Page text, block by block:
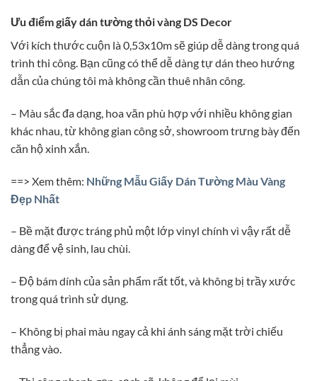
Ưu điểm giấy dán tường thỏi vàng DS Decor
Với kích thước cuộn là 0,53x10m sẽ giúp dễ dàng trong quá
trình thi công. Bạn cũng có thể dễ dàng tự dán theo hướng
dẫn của chúng tôi mà không cần thuê nhân công.
– Màu sắc đa dạng, hoa văn phù hợp với nhiều không gian
khác nhau, từ không gian công sở, showroom trưng bày đến
căn hộ xinh xắn.
==> Xem thêm: Những Mẫu Giấy Dán Tường Màu Vàng
Đẹp Nhất
– Bề mặt được tráng phủ một lớp vinyl chính vì vậy rất dễ
dàng để vệ sinh, lau chùi.
– Độ bám dính của sản phẩm rất tốt, và không bị trầy xước
trong quá trình sử dụng.
– Không bị phai màu ngay cả khi ánh sáng mặt trời chiếu
thẳng vào.